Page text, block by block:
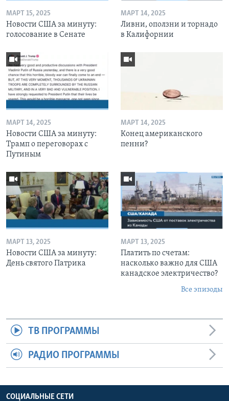
МАРТ 15, 2025
Новости США за минуту:
голосование в Сенате
МАРТ 14, 2025
Ливни, оползни и торнадо
в Калифорнии
МАРТ 14, 2025
Новости США за минуту:
Трамп о переговорах с
Путиным
МАРТ 14, 2025
Конец американского
пенни?
МАРТ 13, 2025
Новости США за минуту:
День святого Патрика
МАРТ 13, 2025
Платить по счетам:
насколько важно для США
канадское электричество?
Все эпизоды
ТВ ПРОГРАММЫ
РАДИО ПРОГРАММЫ
СОЦИАЛЬНЫЕ СЕТИ